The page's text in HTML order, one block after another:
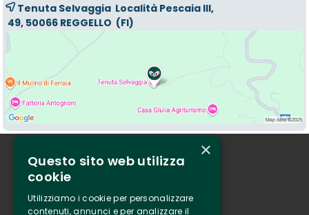
Tenuta Selvaggia Località Pescaia III,
49, 50066 REGGELLO (FI)
Chi siamo
Tenuta Selvaggia
Contatti
×
Questo sito web utilizza
cookie
Utilizziamo i cookie per personalizzare
contenuti, annunci e per analizzare il